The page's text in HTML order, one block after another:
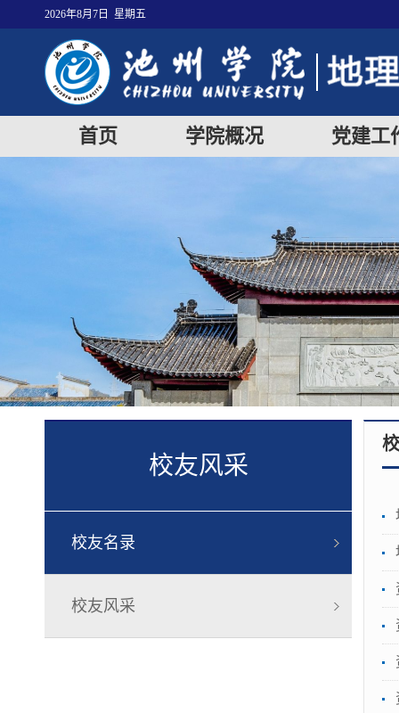
2026年8月7日 星期五
首页 学院概况 党建工
校友风采
校友名录
校友风采